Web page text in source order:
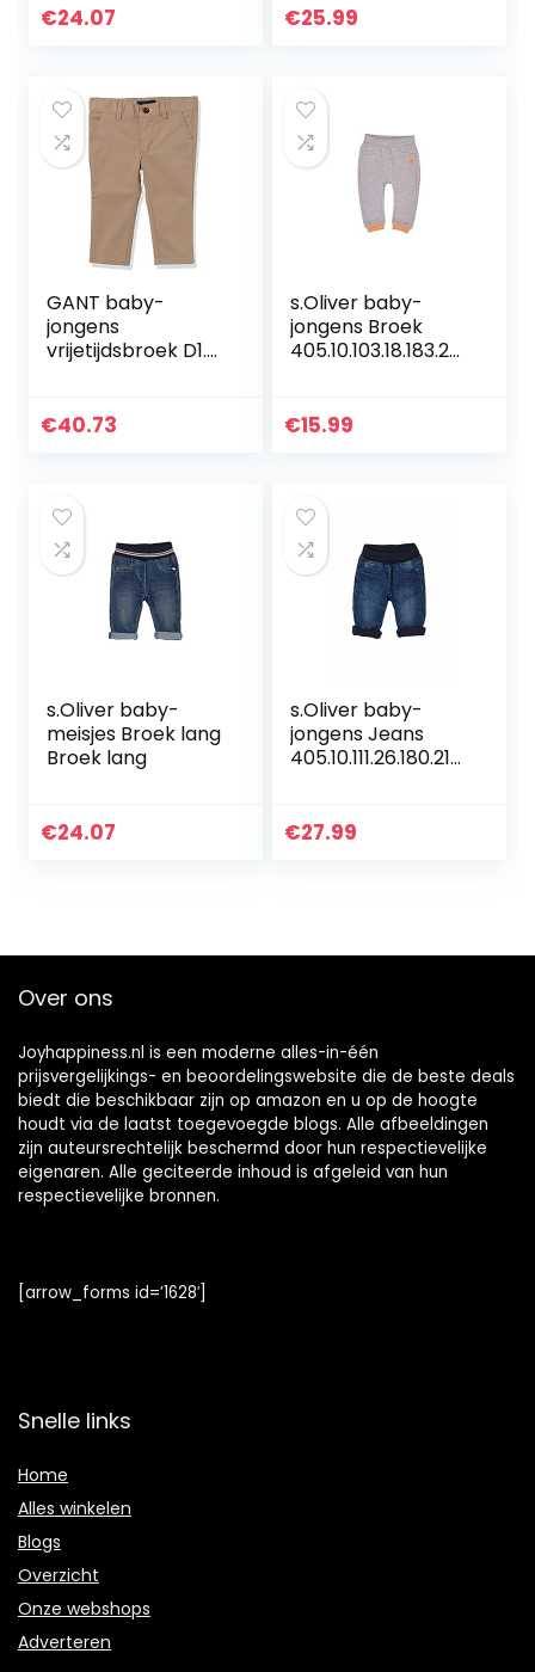
€24.07 €25.99
GANT baby-
jongens
vrijetijdsbroek D1.
€40.73
s.Oliver baby-
jongens Broek
405.10.103.18.183.20
€15.99
s.Oliver baby-
meisjes Broek lang
Broek lang
€24.07
s.Oliver baby-
jongens Jeans
405.10.111.26.180.210
€27.99
Over ons
Joyhappiness.nl is een moderne alles-in-één
prijsvergelijkings- en beoordelingswebsite die de beste deals
biedt die beschikbaar zijn op amazon en u op de hoogte
houdt via de laatst toegevoegde blogs. Alle afbeeldingen
zijn auteursrechtelijk beschermd door hun respectievelijke
eigenaren. Alle geciteerde inhoud is afgeleid van hun
respectievelijke bronnen.
[arrow_forms id=’1628′]
Snelle links
Home
Alles winkelen
Blogs
Overzicht
Onze webshops
Adverteren